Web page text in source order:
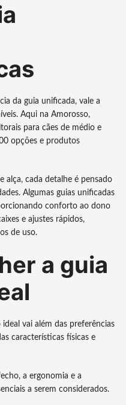
da guia unificada, vale a
Aqui na Amorosso,
para cães de médio e
opções e produtos
alça, cada detalhe é pensado
Algumas guias unificadas
conforto ao dono
e ajustes rápidos,
de uso.
a guia
vai além das preferências
características físicas e
a ergonomia e a
a serem considerados.